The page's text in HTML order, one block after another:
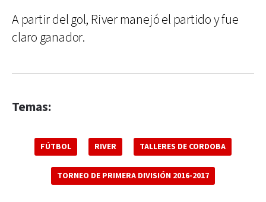
A partir del gol, River manejó el partido y fue
claro ganador.
Temas:
FÚTBOL RIVER TALLERES DE CORDOBA
TORNEO DE PRIMERA DIVISIÓN 2016-2017